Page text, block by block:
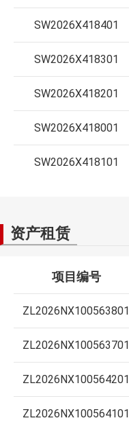
SW2026X418401
SW2026X418301
SW2026X418201
SW2026X418001
SW2026X418101
资产租赁
项目编号
ZL2026NX100563801
ZL2026NX100563701
ZL2026NX100564201
ZL2026NX100564101